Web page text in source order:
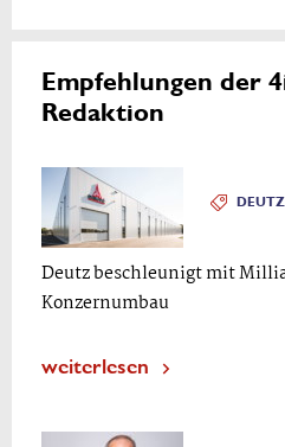
Empfehlungen der
Redaktion
DEUTZ
Deutz beschleunigt mit
Konzernumbau
weiterlesen